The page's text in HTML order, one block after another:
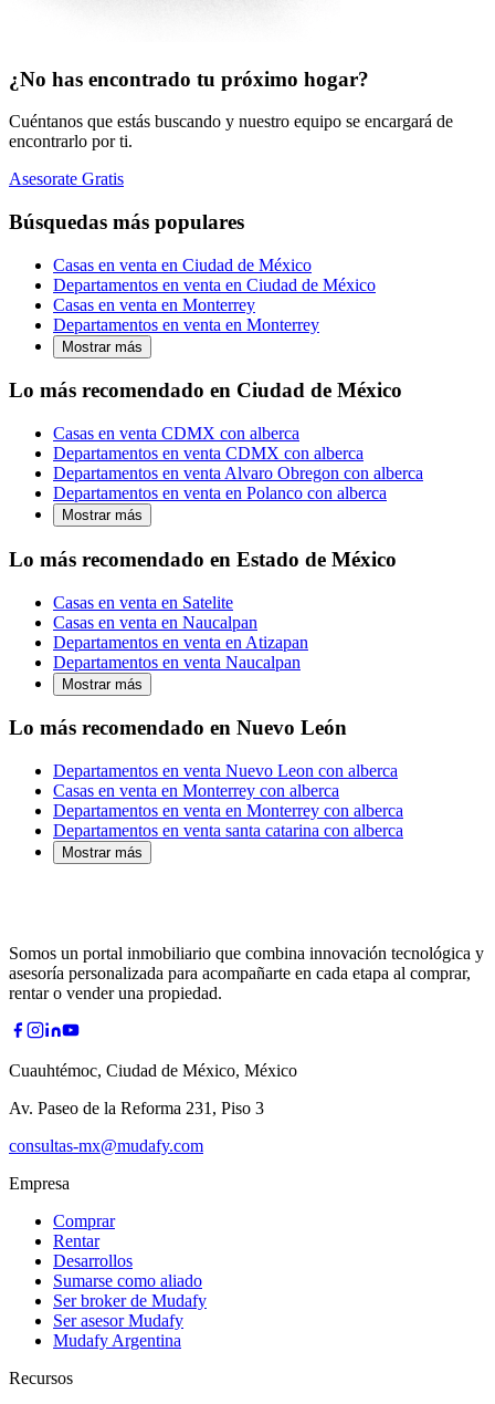
¿No has encontrado tu próximo hogar?
Cuéntanos que estás buscando y nuestro equipo se encargará de
encontrarlo por ti.
Asesorate Gratis
Búsquedas más populares
Casas en venta en Ciudad de México
Departamentos en venta en Ciudad de México
Casas en venta en Monterrey
Departamentos en venta en Monterrey
Mostrar más
Lo más recomendado en Ciudad de México
Casas en venta CDMX con alberca
Departamentos en venta CDMX con alberca
Departamentos en venta Alvaro Obregon con alberca
Departamentos en venta en Polanco con alberca
Mostrar más
Lo más recomendado en Estado de México
Casas en venta en Satelite
Casas en venta en Naucalpan
Departamentos en venta en Atizapan
Departamentos en venta Naucalpan
Mostrar más
Lo más recomendado en Nuevo León
Departamentos en venta Nuevo Leon con alberca
Casas en venta en Monterrey con alberca
Departamentos en venta en Monterrey con alberca
Departamentos en venta santa catarina con alberca
Mostrar más
Somos un portal inmobiliario que combina innovación tecnológica y
asesoría personalizada para acompañarte en cada etapa al comprar,
rentar o vender una propiedad.
Cuauhtémoc, Ciudad de México, México
Av. Paseo de la Reforma 231, Piso 3
consultas-mx@mudafy.com
Empresa
Comprar
Rentar
Desarrollos
Sumarse como aliado
Ser broker de Mudafy
Ser asesor Mudafy
Mudafy Argentina
Recursos